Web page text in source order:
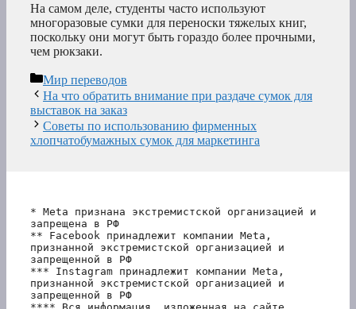
На самом деле, студенты часто используют
многоразовые сумки для переноски тяжелых книг,
поскольку они могут быть гораздо более прочными,
чем рюкзаки.
Рубрики
Мир переводов
На что обратить внимание при раздаче сумок для
выставок на заказ
Советы по использованию фирменных
хлопчатобумажных сумок для маркетинга
* Meta признана экстремистской организацией и
запрещена в РФ
** Facebook принадлежит компании Meta,
признанной экстремистской организацией и
запрещенной в РФ
*** Instagram принадлежит компании Meta,
признанной экстремистской организацией и
запрещенной в РФ